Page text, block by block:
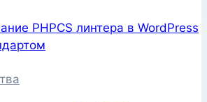
будет
прекращена